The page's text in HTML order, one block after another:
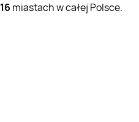
miastach w całej Polsce.